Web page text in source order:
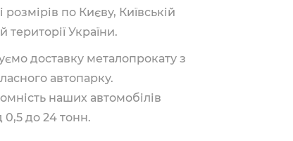
розмірів по Києву, Київській
території України.
доставку металопрокату з
автопарку.
наших автомобілів
0,5 до 24 тонн.